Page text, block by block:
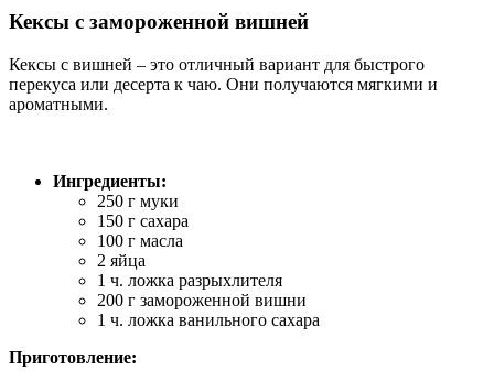
Кексы с замороженной вишней
Кексы с вишней – это отличный вариант для быстрого
перекуса или десерта к чаю. Они получаются мягкими и
ароматными.
Ингредиенты:
250 г муки
150 г сахара
100 г масла
2 яйца
1 ч. ложка разрыхлителя
200 г замороженной вишни
1 ч. ложка ванильного сахара
Приготовление: